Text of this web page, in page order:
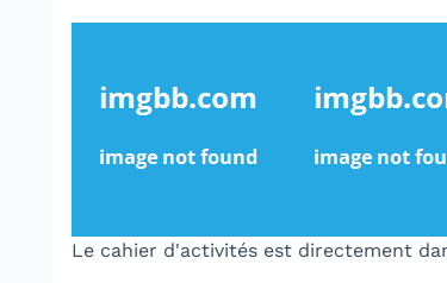
Le cahier d'activités est directement